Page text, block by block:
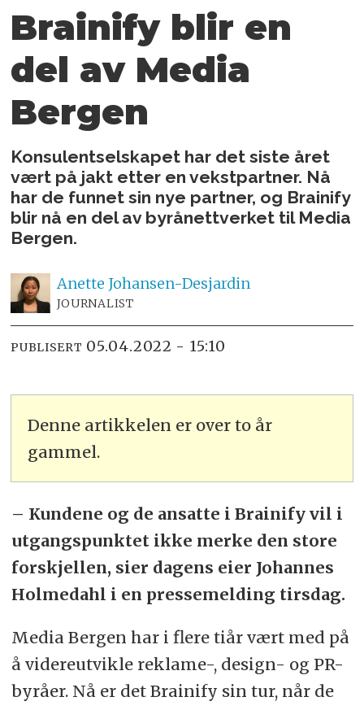
Brainify blir en
del av Media
Bergen
Konsulentselskapet har det siste året
vært på jakt etter en vekstpartner. Nå
har de funnet sin nye partner, og Brainify
blir nå en del av byrånettverket til Media
Bergen.
Anette Johansen-Desjardin
JOURNALIST
PUBLISERT 05.04.2022 - 15:10
Denne artikkelen er over to år
gammel.
– Kundene og de ansatte i Brainify vil i
utgangspunktet ikke merke den store
forskjellen, sier dagens eier Johannes
Holmedahl i en pressemelding tirsdag.
Media Bergen har i flere tiår vært med på
å videreutvikle reklame-, design- og PR-
byråer. Nå er det Brainify sin tur, når de